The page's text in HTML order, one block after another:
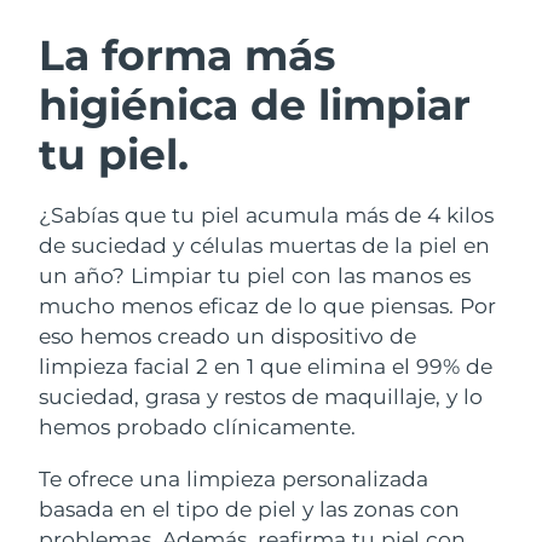
La forma más
higiénica de limpiar
tu piel.
¿Sabías que tu piel acumula más de 4 kilos
de suciedad y células muertas de la piel en
un año? Limpiar tu piel con las manos es
mucho menos eficaz de lo que piensas. Por
eso hemos creado un dispositivo de
limpieza facial 2 en 1 que elimina el 99% de
suciedad, grasa y restos de maquillaje, y lo
hemos probado clínicamente.
Te ofrece una limpieza personalizada
basada en el tipo de piel y las zonas con
Limpieza facial
Anti-aging massage
LUNA™ 4 Plus
Massage, LED heating
LUNA™ 4 Men
Microcurrent toning
BEAR™ 2 go
Microcurrent toning on-the-go
BEAR™ 2 eyes & lips
Hidratación
UFO™ 3 pack
Deep facial hydration
Near-infrared and red light therapy
device
Cuidado bucal
issa™ 4
Hybrid silicone sonic toothbrush
Smart hybrid silicone sonic toothbrush
TRATAMIENTO ANTIEDAD FAQ™
Antiedad Tratamientos LED
NEW
Austria
Baréin Entrega prevista8/10/26
Bélgica
Bermudas Entrega prevista 8/15/26
Bosnia y Herzegovina Entrega prevista
Brunéi Entrega prevista
Bulgaria Entrega prevista8/9/26
Canadá Entrega prevista
Chile Entrega prevista